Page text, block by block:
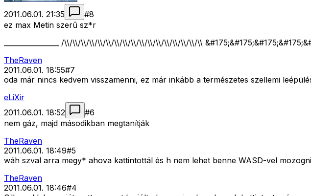
2011.06.01. 21:35 #8
ez max Metin szerû sz*r
________________ /\\/\\/\\/\\/\\/\\/\\/\\/\\/\\/\\/\\/\\/\\/\\/\\/\\
TheRaven
2011.06.01. 18:55#7
oda már nincs kedvem visszamenni, ez már inkább a természetes szellemi
eLiXir
2011.06.01. 18:52
#6
nem gáz, majd másodikban megtanítják
TheRaven
2011.06.01. 18:49#5
wáh szval arra megy* ahova kattintottál és h nem lehet benne WASD-vel
TheRaven
2011.06.01. 18:46#4